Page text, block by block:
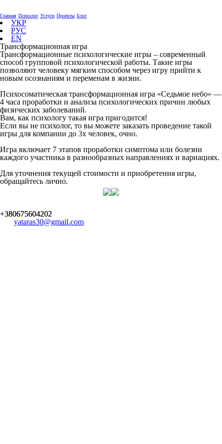
Главная Психолог Услуги Проекты Блог
УКР
РУС
EN
Трансформационная игра
Трансформационные психологические игры – современный
способ групповой психологической работы. Такие игры
позволяют человеку мягким способом через игру прийти к
новым осознаниям и переменам в жизни.
Психосоматическая трансформационная игра «Седьмое небо» —
4 часа проработки и анализа психологических причин любых
физических заболеваний.
Вам, как психологу такая игра пригодится!
Если вы не психолог, то вы можете заказать проведение такой
игры для компании до 3х человек, очно.
Игра включает 7 этапов проработки симптома или болезни
каждого участника в разнообразных направлениях и вариациях.
Для уточнения текущей стоимости и приобретения игры,
обращайтесь лично.
+380675604202
yataras30@gmail.com